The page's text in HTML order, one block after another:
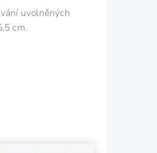
uvolněných
cm.